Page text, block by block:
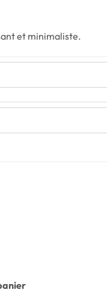
et minimaliste.